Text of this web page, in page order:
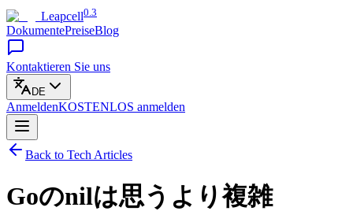
Leapcell0.3
DokumentePreiseBlog
Kontaktieren Sie uns
DE
AnmeldenKOSTENLOS anmelden
Back to Tech Articles
Goのnilは思うより複雑